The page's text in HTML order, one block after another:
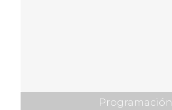
Programación